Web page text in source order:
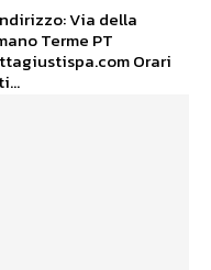
Via della
Terme PT
Orari